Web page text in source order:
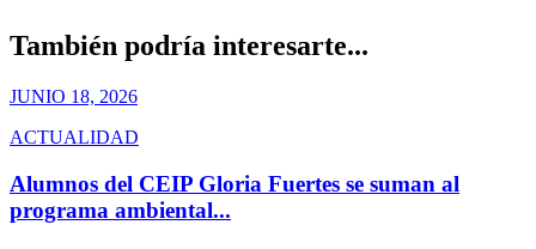
También podría interesarte...
JUNIO 18, 2026
ACTUALIDAD
Alumnos del CEIP Gloria Fuertes se suman al
programa ambiental...